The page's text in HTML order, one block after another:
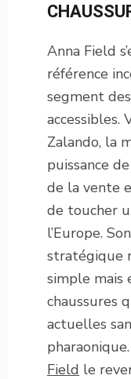
Anna Field
référence
segment
accessibles.
Zalando, la
puissance
de la vente
de toucher
l’Europe.
stratégique
simple mais
chaussures
actuelles
pharaonique.
Field le